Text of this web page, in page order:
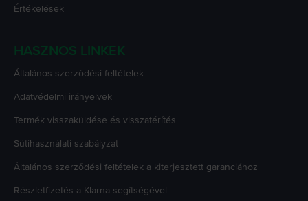
Értékelések
HASZNOS LINKEK
Általános szerződési feltételek
Adatvédelmi irányelvek
Termék visszaküldése és visszatérítés
Sütihasználati szabályzat
Általános szerződési feltételek a kiterjesztett garanciához
Részletfizetés a Klarna segítségével